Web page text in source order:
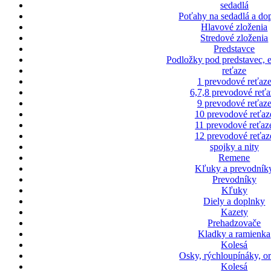
sedadlá
Poťahy na sedadlá a
Hlavové zloženia
Stredové zloženia
Predstavce
Podložky pod predstavec,
reťaze
1 prevodové reťaze
6,7,8 prevodové
9 prevodové reťaze
10 prevodové
11 prevodové
12 prevodové
spojky a nity
Remene
Kľuky a
Prevodníky
Kľuky
Diely a doplnky
Kazety
Prehadzovače
Kladky a ramienka
Kolesá
Osky, rýchloupínáky,
Kolesá